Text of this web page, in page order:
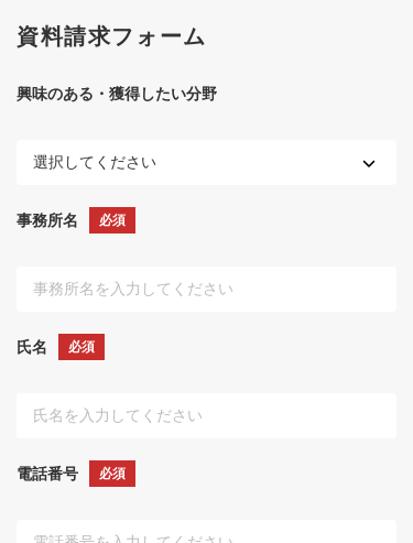
資料請求フォーム
興味のある・獲得したい分野
事務所名 必須
氏名 必須
電話番号 必須